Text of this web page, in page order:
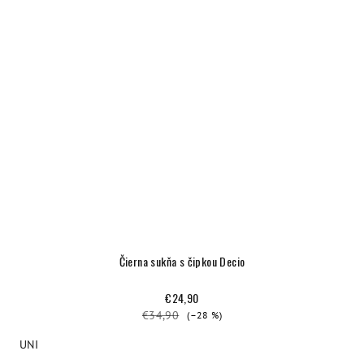
Čierna sukňa s čipkou Decio
€24,90
€34,90 (–28 %)
UNI